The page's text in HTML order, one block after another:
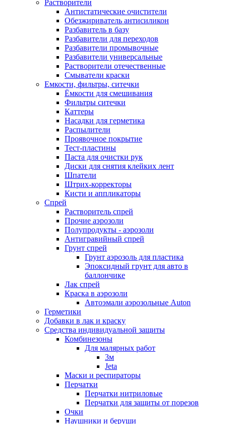
Растворители
Антистатические очистители
Обезжириватель антисиликон
Разбавитель в базу
Разбавители для переходов
Разбавители промывочные
Разбавители универсальные
Растворители отечественные
Смыватели краски
Емкости, фильтры, ситечки
Ёмкости для смешивания
Фильтры ситечки
Каттеры
Насадки для герметика
Распылители
Проявочное покрытие
Тест-пластины
Паста для очистки рук
Диски для снятия клейких лент
Шпатели
Штрих-корректоры
Кисти и аппликаторы
Спрей
Растворитель спрей
Прочие аэрозоли
Полупродукты - аэрозоли
Антигравийный спрей
Грунт спрей
Грунт аэрозоль для пластика
Эпоксидный грунт для авто в
баллончике
Лак спрей
Краска в аэрозоли
Автоэмали аэрозольные Auton
Герметики
Добавки в лак и краску
Средства индивидуальной защиты
Комбинезоны
Для малярных работ
3м
Jeta
Маски и респираторы
Перчатки
Перчатки нитриловые
Перчатки для защиты от порезов
Очки
Наушники и беруши